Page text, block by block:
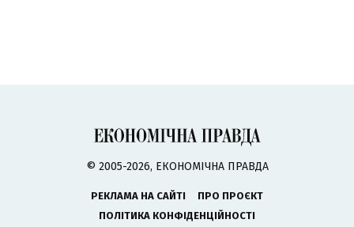
© 2005-2026, ЕКОНОМІЧНА ПРАВДА
РЕКЛАМА НА САЙТІ
ПРО ПРОЄКТ
ПОЛІТИКА КОНФІДЕНЦІЙНОСТІ